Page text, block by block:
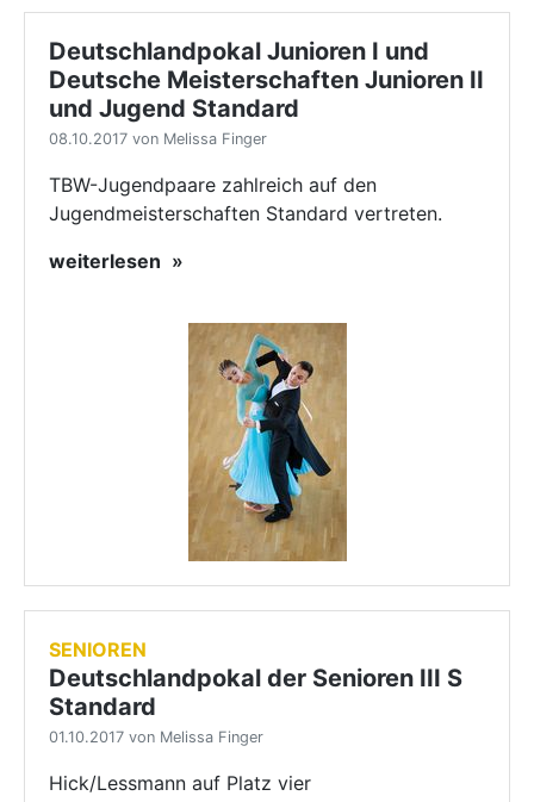
Deutschlandpokal Junioren I und
Deutsche Meisterschaften Junioren II
und Jugend Standard
08.10.2017 von Melissa Finger
TBW-Jugendpaare zahlreich auf den
Jugendmeisterschaften Standard vertreten.
weiterlesen
SENIOREN
Deutschlandpokal der Senioren III S
Standard
01.10.2017 von Melissa Finger
Hick/Lessmann auf Platz vier